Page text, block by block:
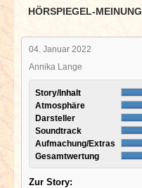
HÖRSPIEGEL-MEINUNG
04. Januar 2022
Annika Lange
Story/Inhalt
Atmosphäre
Darsteller
Soundtrack
Aufmachung/Extras
Gesamtwertung
Zur Story: